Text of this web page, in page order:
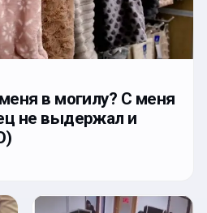
в могилу? С меня
не выдержал и